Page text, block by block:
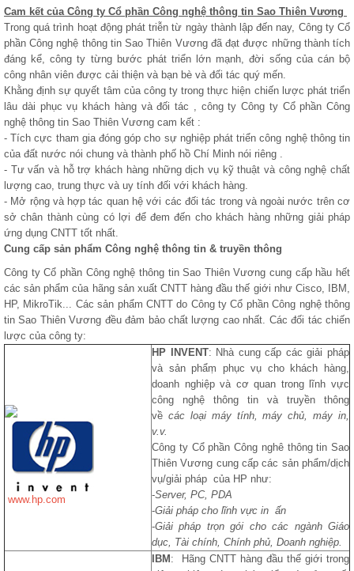
Cam kết của Công ty Cổ phần Công nghệ thông tin Sao Thiên Vương
Trong quá trình hoạt động phát triễn từ ngày thành lập đến nay, Công ty Cổ
phần Công nghệ thông tin Sao Thiên Vương đã đạt được những thành tích
đáng kể, công ty từng bước phát triển lớn mạnh, đời sống của cán bộ
công nhân viên được cải thiện và bạn bè và đối tác quý mến.
Khằng định sự quyết tâm của công ty trong thực hiện chiến lược phát triển
lâu dài phục vụ khách hàng và đối tác , công ty Công ty Cổ phần Công
nghệ thông tin Sao Thiên Vương cam kết :
- Tích cực tham gia đóng góp cho sự nghiệp phát triển công nghệ thông tin
của đất nước nói chung và thành phố hồ Chí Minh nói riêng .
- Tư vấn và hỗ trợ khách hàng những dịch vụ kỹ thuật và công nghệ chất
lượng cao, trung thực và uy tính đối với khách hàng.
- Mở rộng và hợp tác quan hệ với các đối tác trong và ngoài nước trên cơ
sở chân thành cùng có lợi để đem đến cho khách hàng những giải pháp
ứng dụng CNTT tốt nhất.
Cung cấp sản phẩm Công nghệ thông tin & truyền thông
Công ty Cổ phần Công nghệ thông tin Sao Thiên Vương cung cấp hầu hết
các sản phẩm của hãng sản xuất CNTT hàng đầu thế giới như Cisco, IBM,
HP, MikroTik... Các sản phẩm CNTT do Công ty Cổ phần Công nghệ thông
tin Sao Thiên Vương đều đảm bảo chất lượng cao nhất. Các đối tác chiến
lược của công ty:
www.hp.com
HP INVENT: Nhà cung cấp các giải pháp
và sản phẩṃ phục vụ cho khách hàng,
doanh nghiệp và cơ quan trong lĩnh vực
công nghệ thông tin và truyền thông
về các loại máy tính, máy chủ, máy in,
v.v.
Công ty Cổ phần Công nghê thông tin Sao
Thiên Vương cung cấp các sản phẩm/dịch
vụ/giải pháp của HP như:
-Server, PC, PDA
-Giải pháp cho lĩnh vực in ấn
-Giải pháp trọn gói cho các ngành Giáo
dục, Tài chính, Chính phủ, Doanh nghiệp.
IBM : Hãng CNTT hàng đầu thế giới trong